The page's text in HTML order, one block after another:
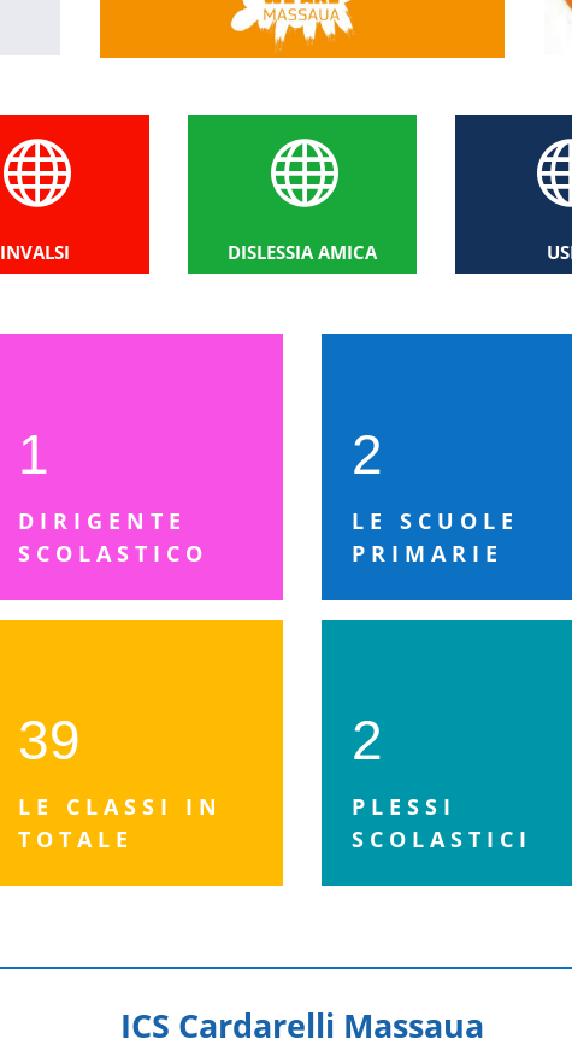

INVALSI

DISLESSIA AMICA
1
DIRIGENTE
SCOLASTICO
39
LE CLASSI IN
TOTALE
2
LE SCUOLE
PRIMARIE
2
PLESSI
SCOLASTICI
ICS Cardarelli Massaua